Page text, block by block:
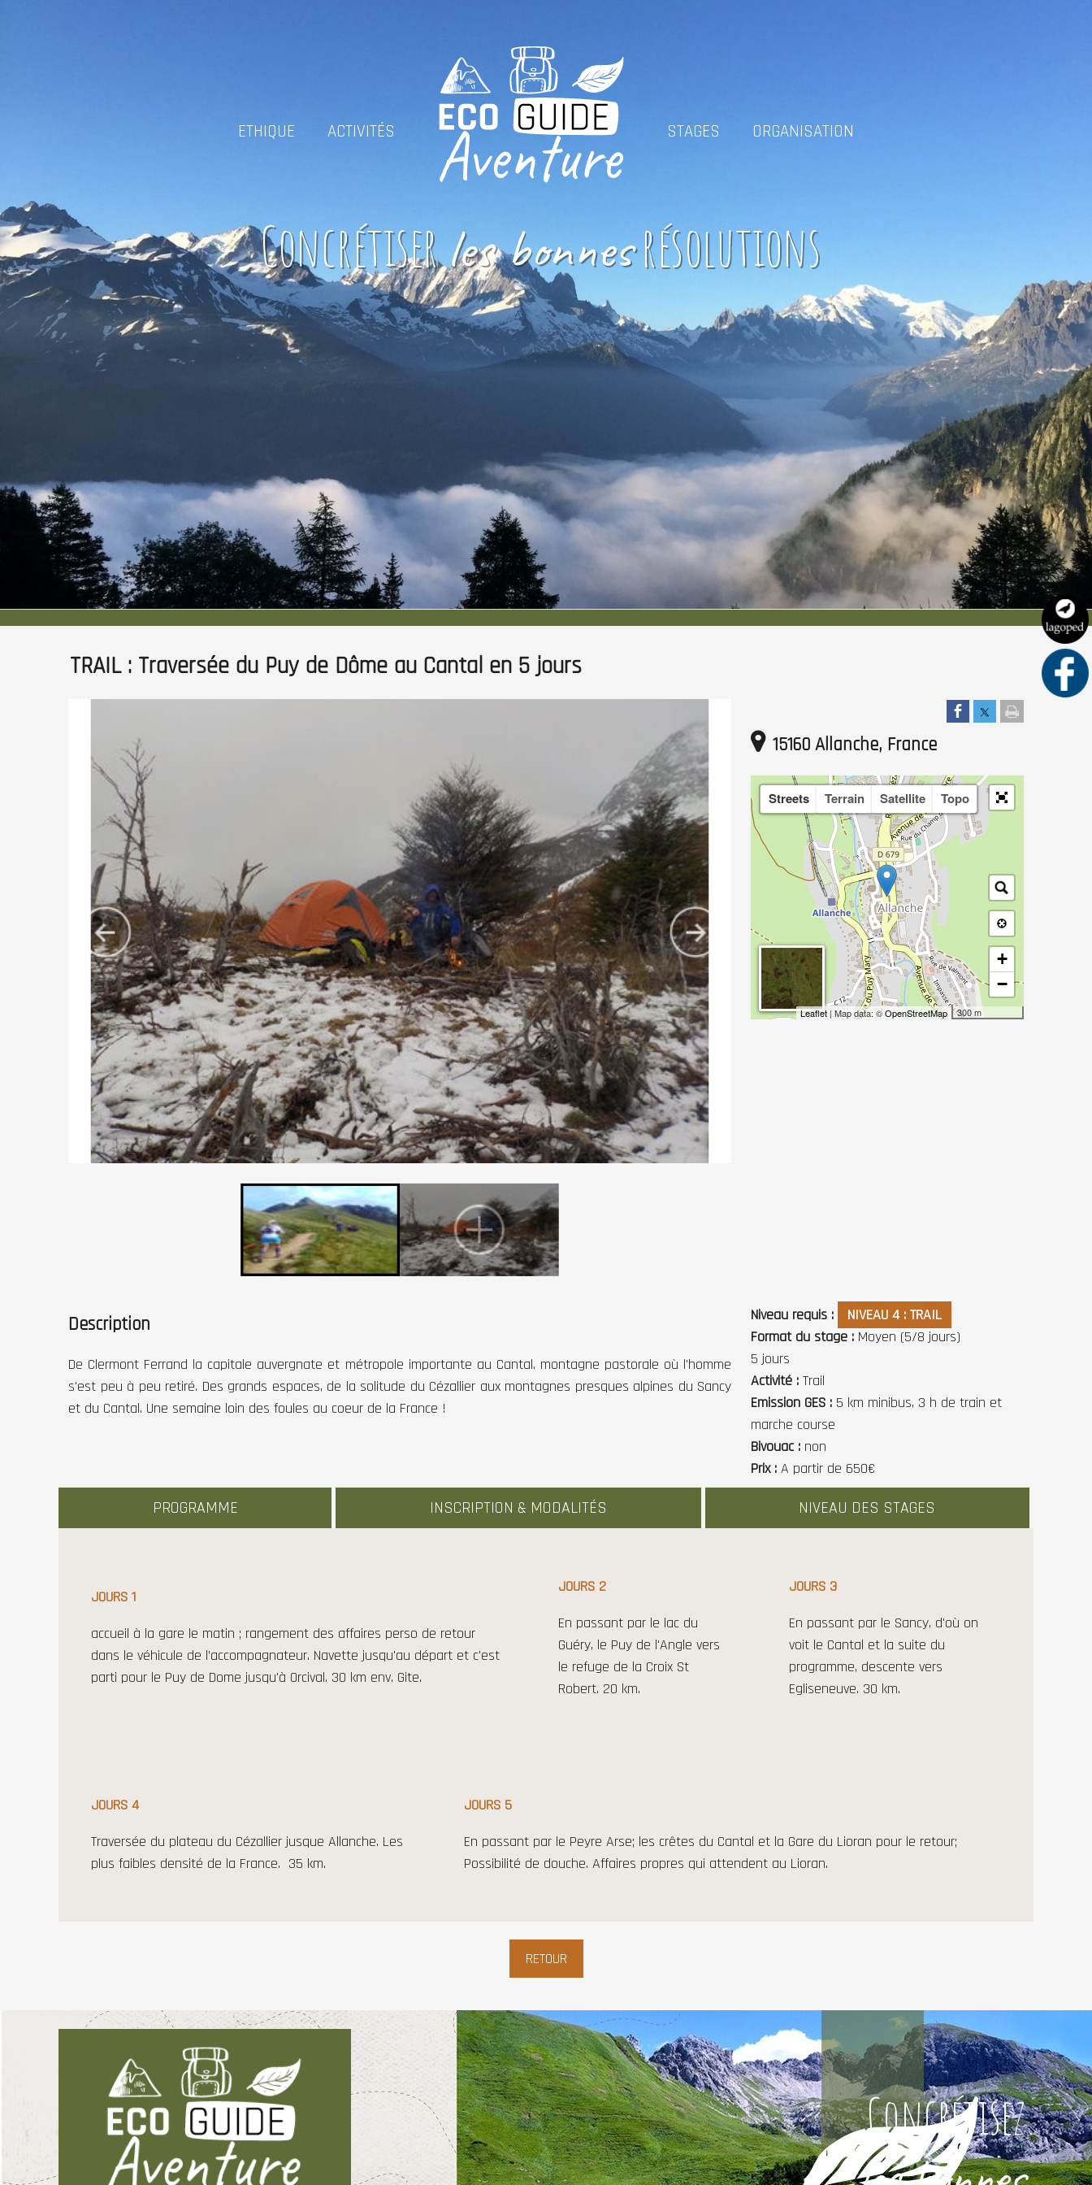
ETHIQUE ACTIVITÉS STAGES ORGANISATION
Concrétiserles bonnesrésolutions
TRAIL : Traversée du Puy de Dôme au Cantal en 5 jours
15160 Allanche, France
Streets Terrain Satellite Topo
+
−
300 m
Leaflet | Map data: ©OpenStreetMap
Description
De Clermont Ferrand la capitale auvergnate et métropole importante au Cantal, montagne pastorale où l'homme
s'est peu à peu retiré. Des grands espaces, de la solitude du Cézallier aux montagnes presques alpines du Sancy
et du Cantal. Une semaine loin des foules au coeur de la France !
Niveau requis
NIVEAU 4 : TRAIL
Format du stage
Moyen (5/8 jours)
5 jours
Activité Trail
Emission GES
5 km minibus, 3 h de train et
marche course
Bivouac
non
Prix A partir de 650€
PROGRAMME INSCRIPTION & MODALITÉS NIVEAU DES STAGES
JOURS 1
accueil à la gare le matin ; rangement des affaires perso de retour
dans le véhicule de l’accompagnateur. Navette jusqu'au départ et c'est
parti pour le Puy de Dome jusqu'à Orcival. 30 km env. Gite.
JOURS 2
En passant par le lac du
Guéry, le Puy de l'Angle vers
le refuge de la Croix St
Robert. 20 km.
JOURS 3
En passant par le Sancy, d'où on
voit le Cantal et la suite du
programme, descente vers
Egliseneuve. 30 km.
JOURS 4
Traversée du plateau du Cézallier jusque Allanche. Les
plus faibles densité de la France. 35 km.
JOURS 5
En passant par le Peyre Arse; les crêtes du Cantal et la Gare du Lioran pour le retour;
Possibilité de douche. Affaires propres qui attendent au Lioran.
RETOUR
Concrétisez